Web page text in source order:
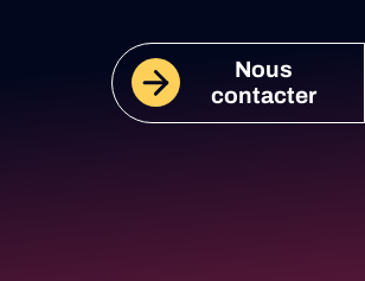
Nous
contacter